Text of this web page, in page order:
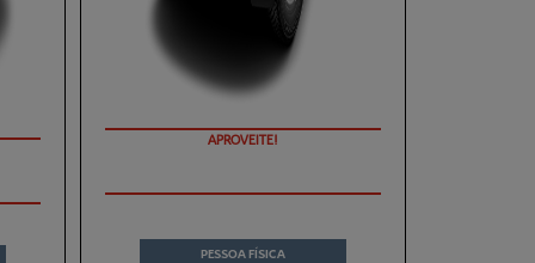
APROVEITE!
PESSOA FÍSICA